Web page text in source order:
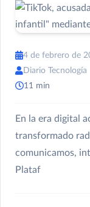
4 de febrero de
Diario Tecnología
11 min
En la era digital
transformado
comunicamos,
Plataf